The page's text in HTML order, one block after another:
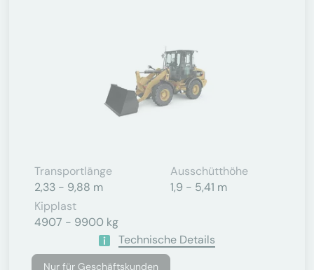
Transportlänge
2,33 - 9,88 m
Ausschütthöhe
1,9 - 5,41 m
Kipplast
4907 - 9900 kg
Technische Details
Nur für Geschäftskunden